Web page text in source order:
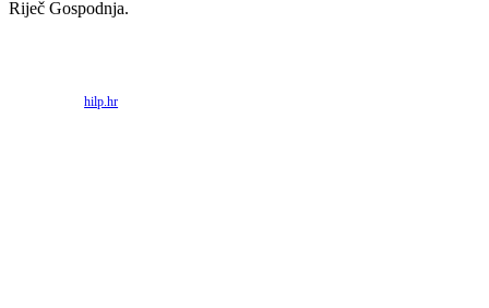
Riječ Gospodnja.
Izvor:hilp.hr